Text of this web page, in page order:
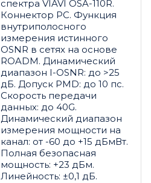
спектра VIAVI OSA-110R.
Коннектор PC. Функция
внутриполосного
измерения истинного
OSNR в сетях на основе
ROADM. Динамический
диапазон I-OSNR: до >25
дБ. Допуск PMD: до 10 пс.
Скорость передачи
данных: до 40G.
Динамический диапазон
измерения мощности на
канал: от -60 до +15 дБмВт.
Полная безопасная
мощность: +23 дБм.
Линейность: ±0,1 дБ.